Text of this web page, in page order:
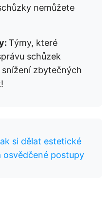
nemůžete
Týmy, které
schůzek
snížení zbytečných
si dělat estetické
osvědčené postupy